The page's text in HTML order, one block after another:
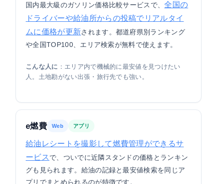
国内最大級のガソリン価格比較サービスで、全国の
ドライバーや給油所からの投稿でリアルタイ
ムに価格が更新されます。都道府県別ランキング
や全国TOP100、エリア検索が無料で使えます。
こんな人に ：エリア内で機械的に最安値を見つけたい
人。土地勘がない出張・旅行先でも強い。
e燃費 Web アプリ
給油レシートを撮影して燃費管理ができるサ
ービスで、ついでに近隣スタンドの価格とランキン
グも見られます。給油の記録と最安値検索を同じア
プリでまとめられるのが特徴です。